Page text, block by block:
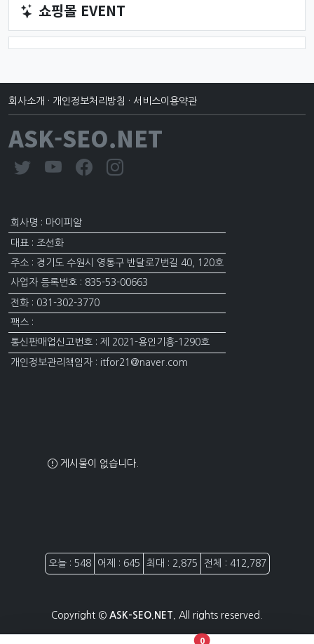
쇼핑몰 EVENT
회사소개 · 개인정보처리방침 · 서비스이용약관
ASK-SEO.NET
회사명 : 마이피알
대표 : 조선화
주소 : 경기도 수원시 영통구 반달로7번길 40, 120호
사업자 등록번호 : 835-53-00663
전화 : 031-302-3770
팩스 :
통신판매업신고번호 : 제 2021-용인기흥-1290호
개인정보관리책임자 : itfor21@naver.com
게시물이 없습니다.
접속자집계
오늘 : 548 어제 : 645 최대 : 2,875 전체 : 412,787
Copyright © ASK-SEO.NET. All rights reserved.
0장바구니 담은 개수